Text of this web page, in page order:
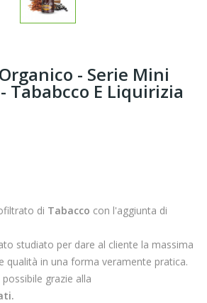
- Serie Mini
Tababcco E Liquirizia
di Tabacco con l'aggiunta di
studiato per dare al cliente la massima
qualità in una forma veramente pratica.
grazie alla